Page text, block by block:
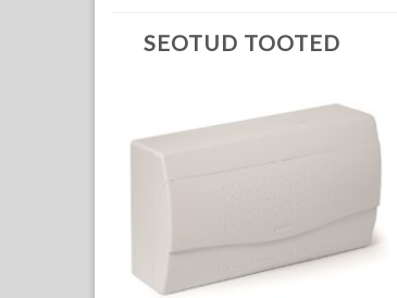
SEOTUD TOOTED